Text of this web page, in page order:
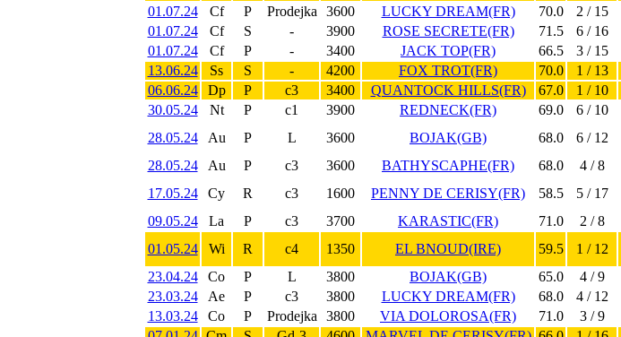
01.07.24
Cf P Prodejka 3600 LUCKY DREAM(FR) 70.0 2 / 15
01.07.24
Cf S - 3900 ROSE SECRETE(FR) 71.5 6 / 16
01.07.24
Cf P - 3400 JACK TOP(FR) 66.5 3 / 15
13.06.24
Ss S - 4200 FOX TROT(FR) 70.0 1 / 13
06.06.24
Dp P c3 3400 QUANTOCK HILLS(FR) 67.0 1 / 10
30.05.24
Nt P c1 3900 REDNECK(FR) 69.0 6 / 10
28.05.24
Au P L 3600 BOJAK(GB) 68.0 6 / 12
28.05.24
Au P c3 3600 BATHYSCAPHE(FR) 68.0 4 / 8
17.05.24
Cy R c3 1600 PENNY DE CERISY(FR) 58.5 5 / 17
09.05.24
La P c3 3700 KARASTIC(FR) 71.0 2 / 8
01.05.24
Wi R c4 1350 EL BNOUD(IRE) 59.5 1 / 12
23.04.24
Co P L 3800 BOJAK(GB) 65.0 4 / 9
23.03.24
Ae P c3 3800 LUCKY DREAM(FR) 68.0 4 / 12
13.03.24
Co P Prodejka 3800 VIA DOLOROSA(FR) 71.0 3 / 9